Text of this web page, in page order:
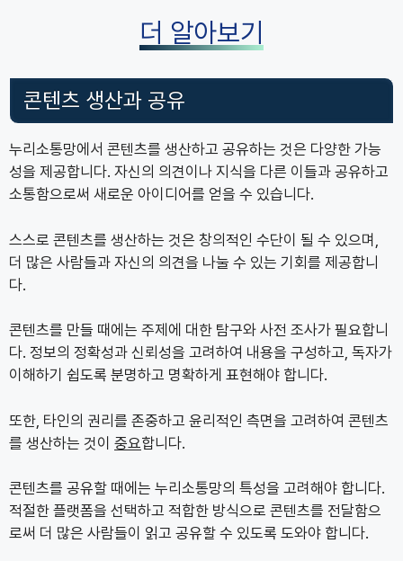
더 알아보기
콘텐츠 생산과 공유
누리소통망에서 콘텐츠를 생산하고 공유하는 것은 다양한 가능
성을 제공합니다. 자신의 의견이나 지식을 다른 이들과 공유하고
소통함으로써 새로운 아이디어를 얻을 수 있습니다.
스스로 콘텐츠를 생산하는 것은 창의적인 수단이 될 수 있으며,
더 많은 사람들과 자신의 의견을 나눌 수 있는 기회를 제공합니
다.
콘텐츠를 만들 때에는 주제에 대한 탐구와 사전 조사가 필요합니
다. 정보의 정확성과 신뢰성을 고려하여 내용을 구성하고, 독자가
이해하기 쉽도록 분명하고 명확하게 표현해야 합니다.
또한, 타인의 권리를 존중하고 윤리적인 측면을 고려하여 콘텐츠
를 생산하는 것이 중요합니다.
콘텐츠를 공유할 때에는 누리소통망의 특성을 고려해야 합니다.
적절한 플랫폼을 선택하고 적합한 방식으로 콘텐츠를 전달함으
로써 더 많은 사람들이 읽고 공유할 수 있도록 도와야 합니다.